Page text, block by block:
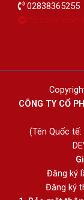
02838365255
fb.com/
CÔNG TY CỔ
(Tên Quốc tế:
Đăng ký
Đăng ký